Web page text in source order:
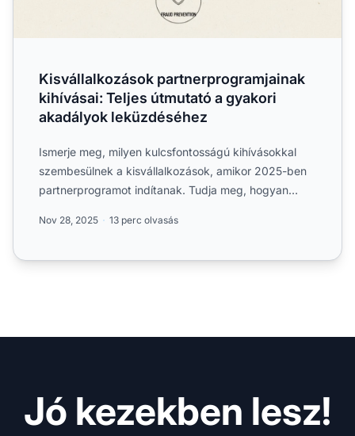
Kisvállalkozások partnerprogramjainak
kihívásai: Teljes útmutató a gyakori
akadályok leküzdéséhez
Ismerje meg, milyen kulcsfontosságú kihívásokkal
szembesülnek a kisvállalkozások, amikor 2025-ben
partnerprogramot indítanak. Tudja meg, hogyan
Nov 28, 2025 13 perc olvasás
Jó kezekben lesz!